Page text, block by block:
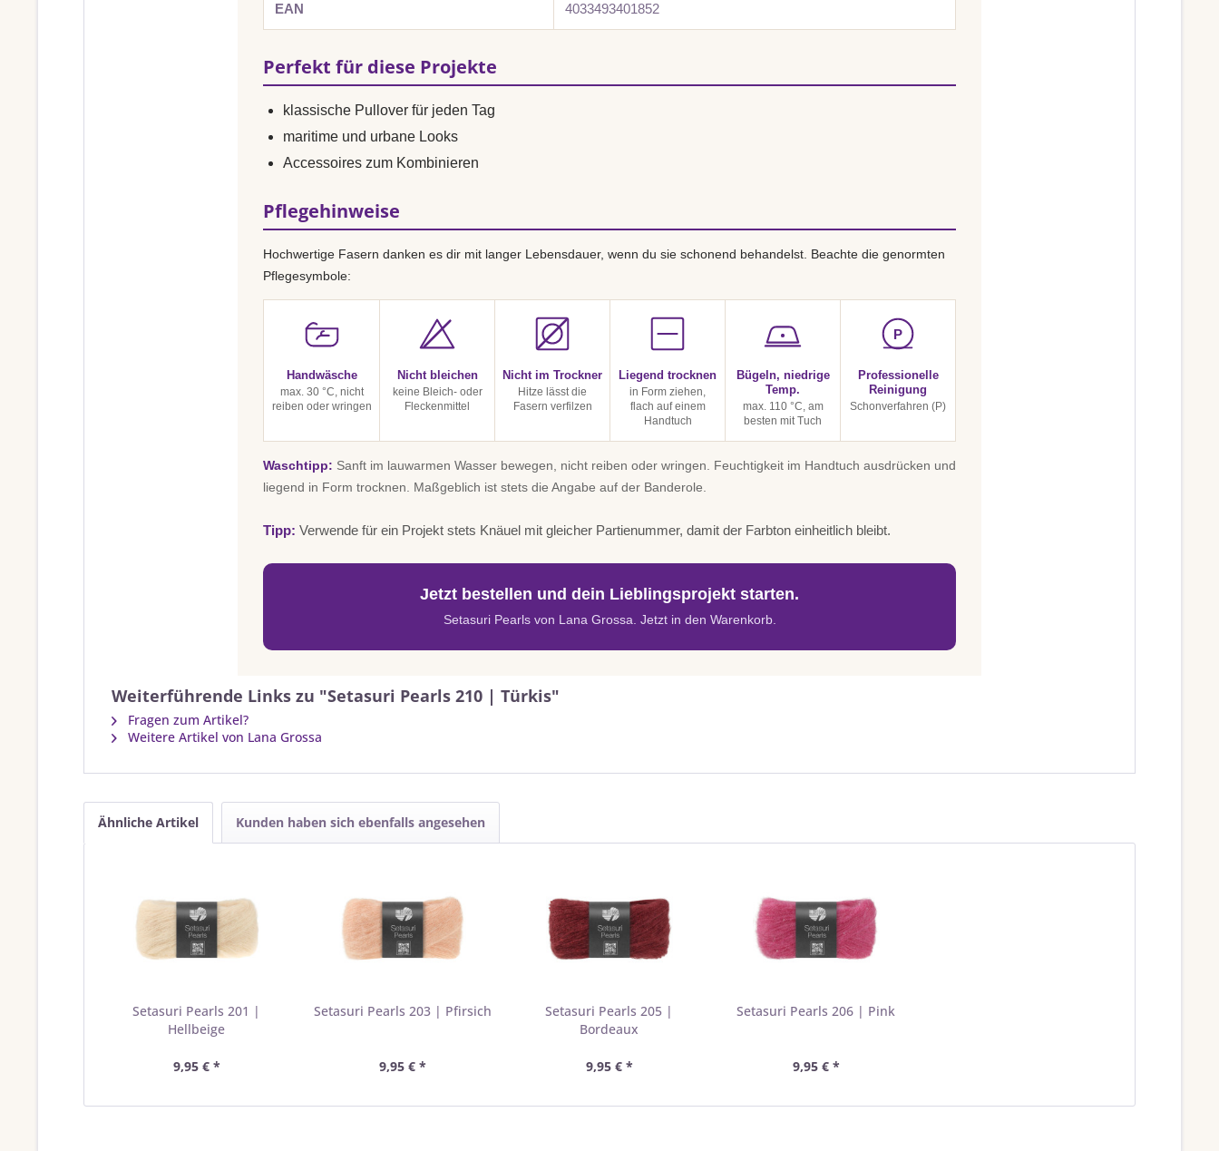
EAN 4033493401852
Perfekt für diese Projekte
klassische Pullover für jeden Tag
maritime und urbane Looks
Accessoires zum Kombinieren
Pflegehinweise
Hochwertige Fasern danken es dir mit langer Lebensdauer, wenn du sie schonend behandelst. Beachte die genormten
Pflegesymbole:
Handwäsche
max. 30 °C, nicht
reiben oder wringen
Nicht bleichen
keine Bleich- oder
Fleckenmittel
Nicht im Trockner
Hitze lässt die
Fasern verfilzen
Liegend trocknen
in Form ziehen,
flach auf einem
Handtuch
Bügeln, niedrige
Temp.
max. 110 °C, am
besten mit Tuch
P
Professionelle
Reinigung
Schonverfahren (P)
Waschtipp: Sanft im lauwarmen Wasser bewegen, nicht reiben oder wringen. Feuchtigkeit im Handtuch ausdrücken und
liegend in Form trocknen. Maßgeblich ist stets die Angabe auf der Banderole.
Tipp: Verwende für ein Projekt stets Knäuel mit gleicher Partienummer, damit der Farbton einheitlich bleibt.
Jetzt bestellen und dein Lieblingsprojekt starten.
Setasuri Pearls von Lana Grossa. Jetzt in den Warenkorb.
Weiterführende Links zu "Setasuri Pearls 210 | Türkis"
Fragen zum Artikel?
Weitere Artikel von Lana Grossa
Ähnliche Artikel Kunden haben sich ebenfalls angesehen
Setasuri Pearls 201 |
Hellbeige
9,95 € *
Setasuri Pearls 203 | Pfirsich
9,95 € *
Setasuri Pearls 205 |
Bordeaux
9,95 € *
Setasuri Pearls 206 | Pink
9,95 € *